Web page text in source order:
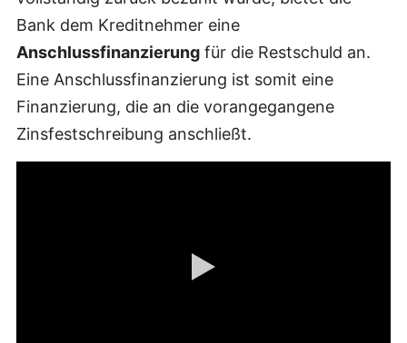
Bank dem Kreditnehmer eine
Anschlussfinanzierung für die Restschuld an.
Eine Anschlussfinanzierung ist somit eine
Finanzierung, die an die vorangegangene
Zinsfestschreibung anschließt.